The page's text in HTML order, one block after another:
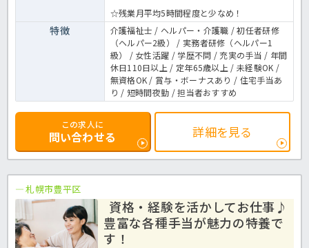
☆残業月平均5時間程度と少なめ！
特徴
介護福祉士 / ヘルパー・介護職 / 初任者研修
（ヘルパー2級） / 実務者研修（ヘルパー1
級） / 女性活躍 / 学歴不問 / 充実の手当 / 年間
休日110日以上 / 定年65歳以上 / 未経験OK /
無資格OK / 賞与・ボーナスあり / 住宅手当あ
り / 短時間夜勤 / 担当者おすすめ
この求人に
問い合わせる 詳細を見る
札幌市豊平区
資格・経験を活かしてお仕事♪
豊富な各種手当が魅力の特養で
す！